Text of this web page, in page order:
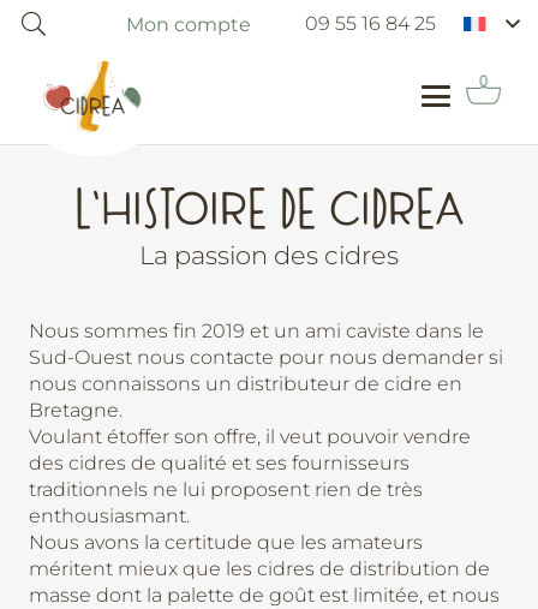
Mon compte 09 55 16 84 25
L’HISTOIRE DE CIDREA
La passion des cidres
Nous sommes fin 2019 et un ami caviste dans le
Sud-Ouest nous contacte pour nous demander si
nous connaissons un distributeur de cidre en
Bretagne.
Voulant étoffer son offre, il veut pouvoir vendre
des cidres de qualité et ses fournisseurs
traditionnels ne lui proposent rien de très
enthousiasmant.
Nous avons la certitude que les amateurs
méritent mieux que les cidres de distribution de
masse dont la palette de goût est limitée, et nous